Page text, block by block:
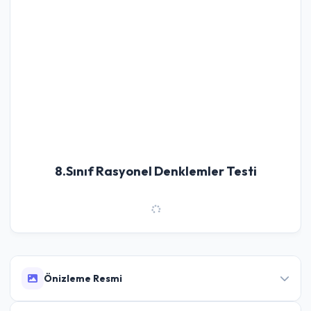
8.Sınıf Rasyonel Denklemler Testi
Önizleme Resmi